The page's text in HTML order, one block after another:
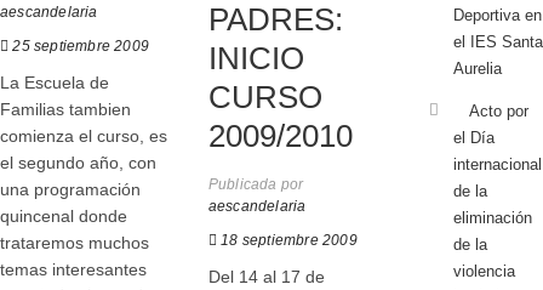
aescandelaria
25 septiembre 2009
La Escuela de
Familias tambien
comienza el curso, es
el segundo año, con
una programación
quincenal donde
trataremos muchos
temas interesantes
PADRES:
INICIO
CURSO
2009/2010
Publicada por
aescandelaria
18 septiembre 2009
Del 14 al 17 de
Deportiva en
el IES Santa
Aurelia
Acto por
el Día
internacional
de la
eliminación
de la
violencia